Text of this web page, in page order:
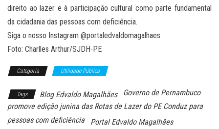
direito ao lazer e à participação cultural como parte fundamental
da cidadania das pessoas com deficiência.
Siga o nosso Instagram @portaledvaldomagalhaes
Foto: Charlles Arthur/SJDH-PE
Categoria Utilidade Pública
Tags Blog Edvaldo Magalhães
Governo de Pernambuco
promove edição junina das Rotas de Lazer do PE Conduz para
pessoas com deficiência
Portal Edvaldo Magalhães